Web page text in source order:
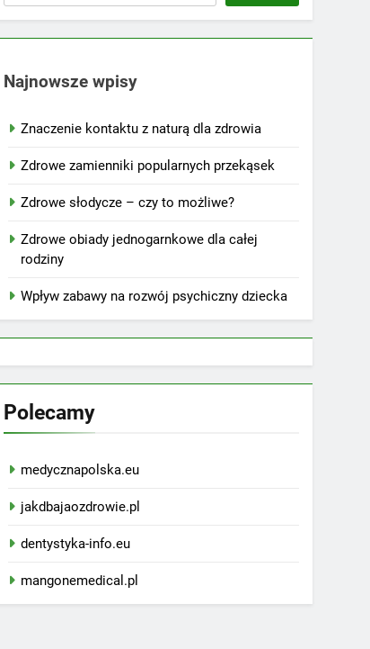
Najnowsze wpisy
Znaczenie kontaktu z naturą dla zdrowia
Zdrowe zamienniki popularnych przekąsek
Zdrowe słodycze – czy to możliwe?
Zdrowe obiady jednogarnkowe dla całej
rodziny
Wpływ zabawy na rozwój psychiczny dziecka
Polecamy
medycznapolska.eu
jakdbajaozdrowie.pl
dentystyka-info.eu
mangonemedical.pl